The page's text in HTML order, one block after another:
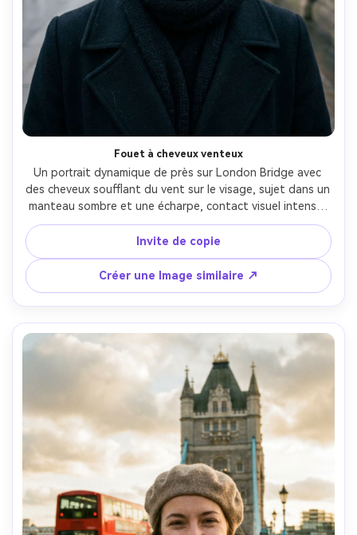
Fouet à cheveux venteux
Un portrait dynamique de près sur London Bridge avec
des cheveux soufflant du vent sur le visage, sujet dans un
manteau sombre et une écharpe, contact visuel intense,
ciel gris, pores naturels et détails de cheveux fins, prise
sur Nikon Z9, 105 mm f/1.4, cadre serré, ambiance
dramatique, réalisme éditorial, haute résolution, éclairage
cinématographique doux-AR 4:5
Invite de copie
Créer une Image similaire ↗